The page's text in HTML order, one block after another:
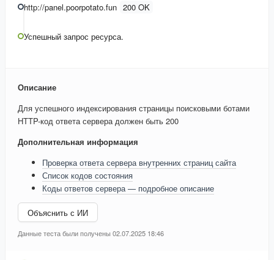
http://panel.poorpotato.fun 200 OK
Успешный запрос ресурса.
Описание
Для успешного индексирования страницы поисковыми ботами
HTTP-код ответа сервера должен быть 200
Дополнительная информация
Проверка ответа сервера внутренних страниц сайта
Список кодов состояния
Коды ответов сервера — подробное описание
Объяснить с ИИ
Данные теста были получены 02.07.2025 18:46